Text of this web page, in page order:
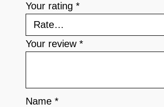
Your rating*
Your review*
Name*